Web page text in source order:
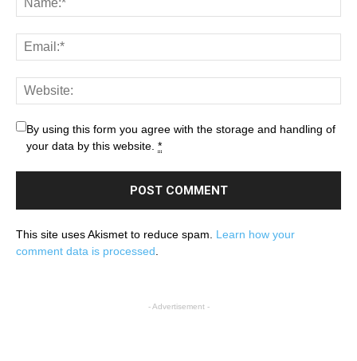
By using this form you agree with the storage and handling of
your data by this website. *
This site uses Akismet to reduce spam. Learn how your
comment data is processed
- Advertisement -